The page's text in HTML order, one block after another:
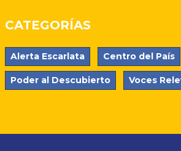
CATEGORÍAS
Alerta Escarlata Centro del País
Poder al Descubierto Voces